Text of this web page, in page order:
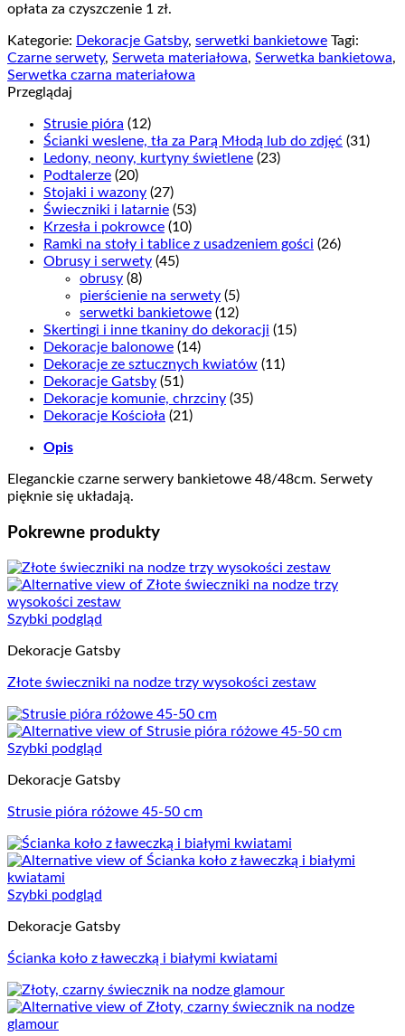
opłata za czyszczenie 1 zł.
Kategorie: Dekoracje Gatsby, serwetki bankietowe Tagi:
Czarne serwety, Serweta materiałowa, Serwetka bankietowa,
Serwetka czarna materiałowa
Przeglądaj
Strusie pióra (12)
Ścianki weslene, tła za Parą Młodą lub do zdjęć (31)
Ledony, neony, kurtyny świetlene (23)
Podtalerze (20)
Stojaki i wazony (27)
Świeczniki i latarnie (53)
Krzesła i pokrowce (10)
Ramki na stoły i tablice z usadzeniem gości (26)
Obrusy i serwety (45)
obrusy (8)
pierścienie na serwety (5)
serwetki bankietowe (12)
Skertingi i inne tkaniny do dekoracji (15)
Dekoracje balonowe (14)
Dekoracje ze sztucznych kwiatów (11)
Dekoracje Gatsby (51)
Dekoracje komunie, chrzciny (35)
Dekoracje Kościoła (21)
Opis
Eleganckie czarne serwery bankietowe 48/48cm. Serwety
pięknie się układają.
Pokrewne produkty
Szybki podgląd
Dekoracje Gatsby
Złote świeczniki na nodze trzy wysokości zestaw
Szybki podgląd
Dekoracje Gatsby
Strusie pióra różowe 45-50 cm
Szybki podgląd
Dekoracje Gatsby
Ścianka koło z ławeczką i białymi kwiatami